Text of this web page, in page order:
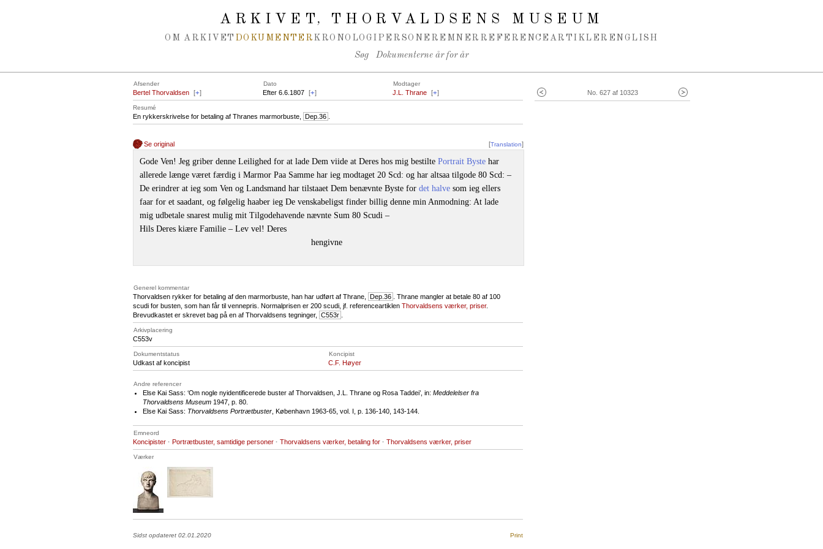
ARKIVET, THORVALDSENS MUSEUM
OM ARKIVET DOKUMENTER KRONOLOGI PERSONER EMNER REFERENCEARTIKLER ENGLISH
Søg Dokumenterne år for år
No. 627 af 10323
Afsender Dato Modtager
Bertel Thorvaldsen [+] Efter 6.6.1807 [+] J.L. Thrane [+]
Resumé
En rykkerskrivelse for betaling af Thranes marmorbuste, Dep.36
Se original [Translation]
Gode Ven! Jeg griber denne Leilighed for at lade Dem viide at Deres hos mig bestilte Portrait Byste har
allerede længe været færdig i Marmor Paa Samme har ieg modtaget 20 Scd: og har altsaa tilgode 80 Scd: –
De erindrer at ieg som Ven og Landsmand har tilstaaet Dem benævnte Byste for det halve som ieg ellers
faar for et saadant, og følgelig haaber ieg De venskabeligst finder billig denne min Anmodning: At lade
mig udbetale snarest mulig mit Tilgodehavende nævnte Sum 80 Scudi –
Hils Deres kiære Familie – Lev vel! Deres
hengivne
Generel kommentar
Thorvaldsen rykker for betaling af den marmorbuste, han har udført af Thrane, Dep.36
. Thrane mangler at betale 80 af 100
scudi for busten, som han får til vennepris. Normalprisen er 200 scudi, jf. referenceartiklen Thorvaldsens værker, priser.
Brevudkastet er skrevet bag på en af Thorvaldsens tegninger,
C553r
Arkivplacering
C553v
Dokumentstatus Koncipist
Udkast af koncipist C.F. Høyer
Andre referencer
Else Kai Sass: ‘Om nogle nyidentificerede buster af Thorvaldsen, J.L. Thrane og Rosa Taddei’, in: Meddelelser fra
Thorvaldsens Museum 1947, p. 80.
Else Kai Sass: Thorvaldsens Portrætbuster , København 1963-65, vol. I, p. 136-140, 143-144.
Emneord
Koncipister · Portrætbuster, samtidige personer · Thorvaldsens værker, betaling for · Thorvaldsens værker, priser
Værker
Sidst opdateret 02.01.2020 Print